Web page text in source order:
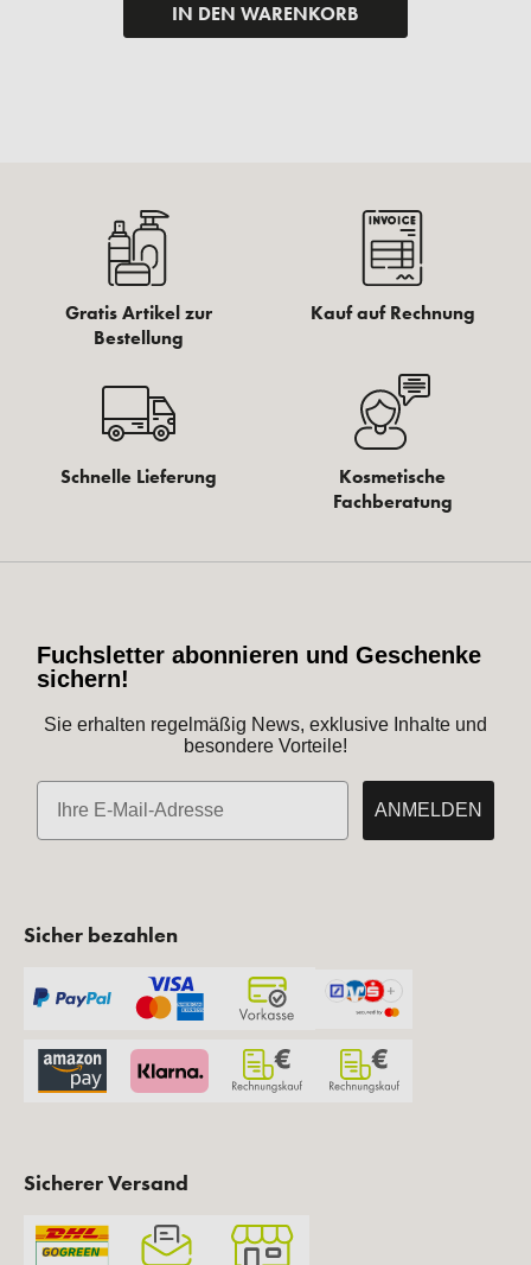
IN DEN WARENKORB
Gratis Artikel zur
Bestellung
Kauf auf Rechnung
Schnelle Lieferung
Kosmetische
Fachberatung
Fuchsletter abonnieren und Geschenke
sichern!
Sie erhalten regelmäßig News, exklusive Inhalte und
besondere Vorteile!
E-Mail
ANMELDEN
Sicher bezahlen
Sicherer Versand